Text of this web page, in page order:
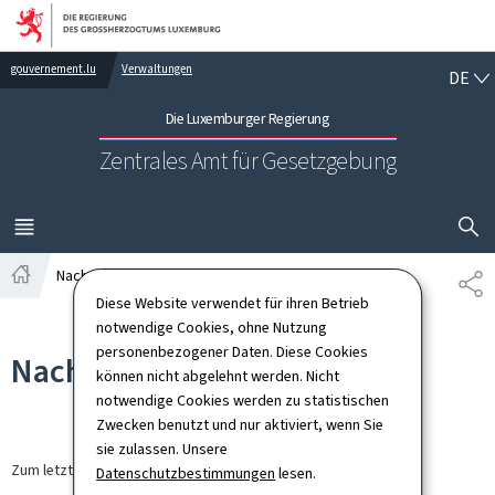
Diese Website verwendet für ihren Betrieb
notwendige Cookies, ohne Nutzung
personenbezogener Daten. Diese Cookies
können nicht abgelehnt werden. Nicht
notwendige Cookies werden zu statistischen
Zwecken benutzt und nur aktiviert, wenn Sie
sie zulassen. Unsere
Datenschutzbestimmungen lesen.
Zur Hauptnavigation
Zum Inhalt
gouvernement.lu Verwaltungen
Die Luxemburger Regierung
Zentrales Amt für Gesetzgebung
DE
MENÜ
HAUPT-
Startseite
Nachrichten
Nachrichten
Zum letzten Mal aktualisiert am12.09.2024